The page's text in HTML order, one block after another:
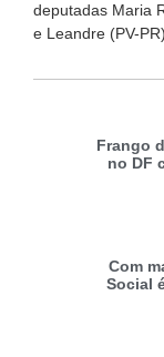
deputadas Maria
e Leandre (PV-
Frango
no DF
Com
Social